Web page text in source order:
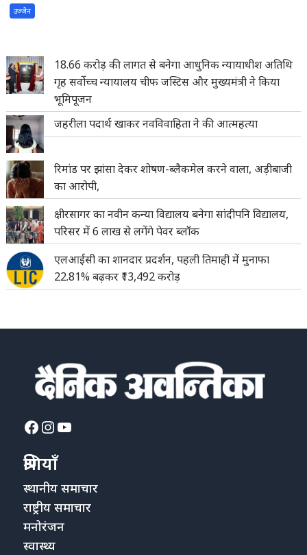
उज्जैन
18.66 करोड़ की लागत से बनेगा आधुनिक न्यायाधीश अतिथि
गृह सर्वोच्च न्यायालय चीफ जस्टिस और मुख्यमंत्री ने किया
भूमिपूजन
जहरीला पदार्थ खाकर नवविवाहिता ने की आत्महत्या
रिमांड पर झांसा देकर शोषण-ब्लैकमेल करने वाला, अड़ीबाजी
का आरोपी,
क्षीरसागर का नवीन कन्या विद्यालय बनेगा सांदीपनि विद्यालय,
परिसर में 6 लाख से लगेंगे पेवर ब्लॉक
एलआईसी का शानदार प्रदर्शन, पहली तिमाही में मुनाफा
22.81% बढ़कर ₹13,492 करोड़
Facebook
Instagram
YouTube
श्रेणियाँ
स्थानीय समाचार
राष्ट्रीय समाचार
मनोरंजन
स्वास्थ्य